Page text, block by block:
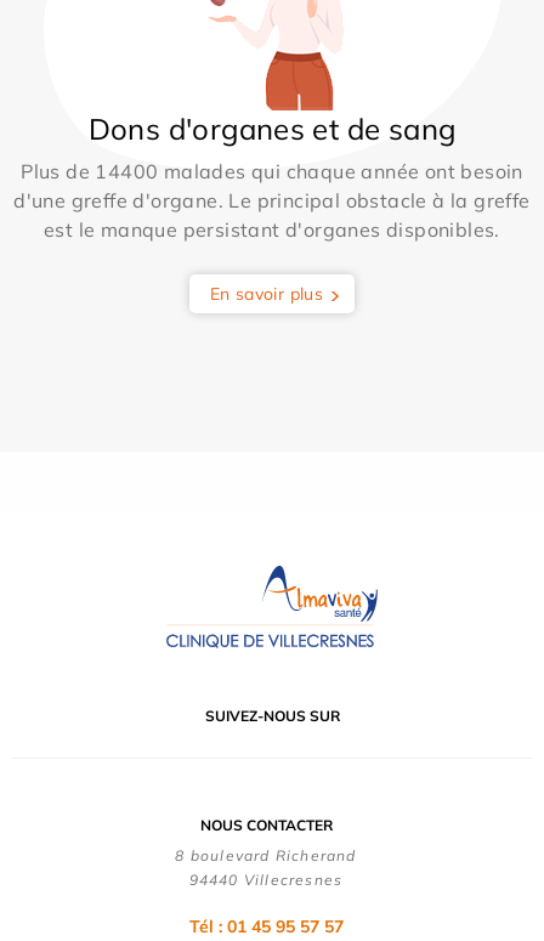
Dons d'organes et de sang
Plus de 14400 malades qui chaque année ont besoin
d'une greffe d'organe. Le principal obstacle à la greffe
est le manque persistant d'organes disponibles.
En savoir plus
SUIVEZ-NOUS SUR
NOUS CONTACTER
8 boulevard Richerand
94440 Villecresnes
Tél : 01 45 95 57 57